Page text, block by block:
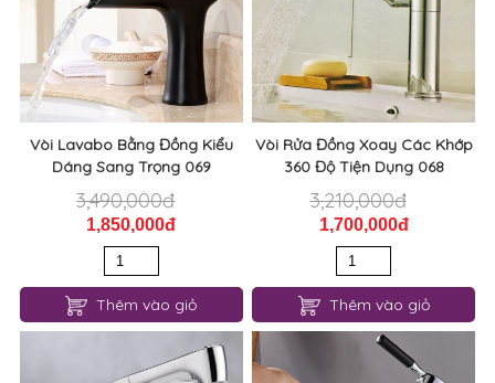
Thêm vào giỏ Thêm vào giỏ
Vòi Lavabo Bằng Đồng Kiểu
Dáng Sang Trọng 069
3,490,000đ
1,850,000đ
Vòi Rửa Đồng Xoay Các Khớp
360 Độ Tiện Dụng 068
3,210,000đ